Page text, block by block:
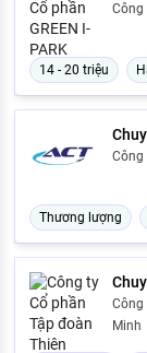
Công
14 - 20 triệu
Công
Thương lượng
Công
Minh